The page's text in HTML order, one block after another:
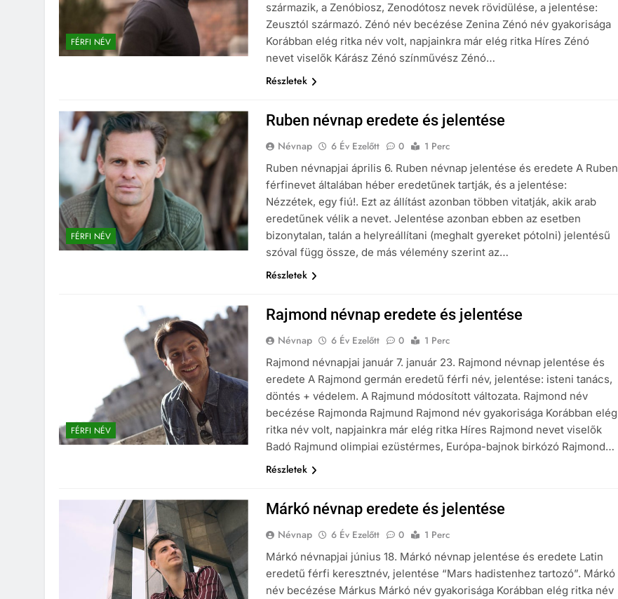
FÉRFI NÉV
származik, a Zenóbiosz, Zenodótosz nevek rövidülése, a jelentése:
Zeusztól származó. Zénó név becézése Zenina Zénó név gyakorisága
Korábban elég ritka név volt, napjainkra már elég ritka Híres Zénó
nevet viselők Kárász Zénó színművész Zénó…
Részletek
FÉRFI NÉV
Ruben névnap eredete és jelentése
Névnap 6 Év Ezelőtt 0
1 Perc
Ruben névnapjai április 6. Ruben névnap jelentése és eredete A Ruben
férfinevet általában héber eredetűnek tartják, és a jelentése:
Nézzétek, egy fiú!. Ezt az állítást azonban többen vitatják, akik arab
eredetűnek vélik a nevet. Jelentése azonban ebben az esetben
bizonytalan, talán a helyreállítani (meghalt gyereket pótolni) jelentésű
szóval függ össze, de más vélemény szerint az…
Részletek
FÉRFI NÉV
Rajmond névnap eredete és jelentése
Névnap 6 Év Ezelőtt 0
1 Perc
Rajmond névnapjai január 7. január 23. Rajmond névnap jelentése és
eredete A Rajmond germán eredetű férfi név, jelentése: isteni tanács,
döntés + védelem. A Rajmund módosított változata. Rajmond név
becézése Rajmonda Rajmund Rajmond név gyakorisága Korábban elég
ritka név volt, napjainkra már elég ritka Híres Rajmond nevet viselők
Badó Rajmund olimpiai ezüstérmes, Európa-bajnok birkózó Rajmond…
Részletek
Márkó névnap eredete és jelentése
Névnap 6 Év Ezelőtt 0
1 Perc
Márkó névnapjai június 18. Márkó névnap jelentése és eredete Latin
eredetű férfi keresztnév, jelentése “Mars hadistenhez tartozó”. Márkó
név becézése Márkus Márkó név gyakorisága Korábban elég ritka név